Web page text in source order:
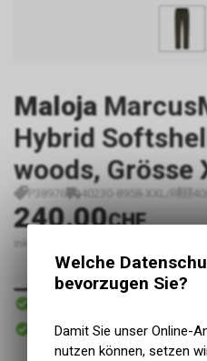
Maloja
Hybrid
woods, Grösse
P38976 40230-8958-XXL/R
240.00CHF
inkl. MwSt., zzgl. Versandkosten
In
Sofort verfügbar
Sofort abholbar
Abholung BIKE ACADEMY DAVOS
Welche
bevorzugen Sie?
Damit Sie unser Online-
nutzen können, setzen